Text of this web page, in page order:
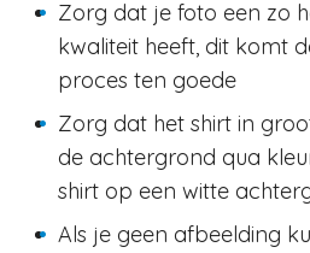
Zorg dat je foto een zo
kwaliteit heeft, dit komt
proces ten goede
Zorg dat het shirt in
de achtergrond qua
shirt op een witte
Als je geen afbeelding